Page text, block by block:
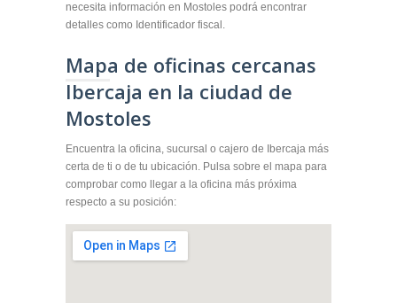
necesita información en Mostoles podrá encontrar
detalles como Identificador fiscal.
Mapa de oficinas cercanas
Ibercaja en la ciudad de
Mostoles
Encuentra la oficina, sucursal o cajero de Ibercaja más
certa de ti o de tu ubicación. Pulsa sobre el mapa para
comprobar como llegar a la oficina más próxima
respecto a su posición: